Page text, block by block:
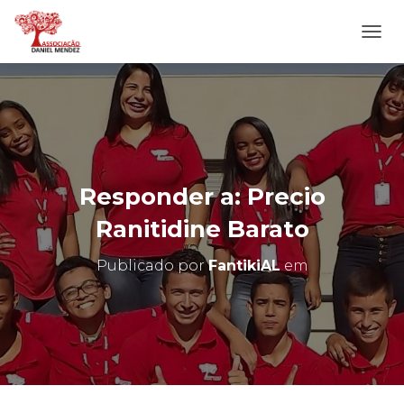
L
T
E
R
N
A
N
A
E
G
O
Responder a: Precio
Ranitidine Barato
Publicado porFantikiALem